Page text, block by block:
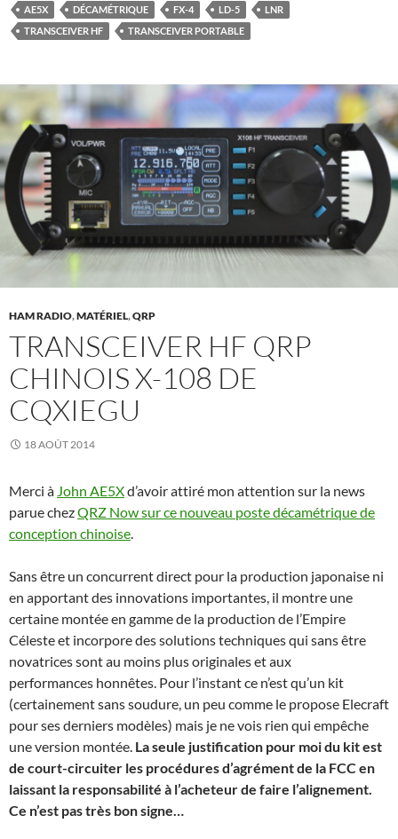
AE5X DÉCAMÉTRIQUE FX-4 LD-5
LNR
TRANSCEIVER HF
TRANSCEIVER PORTABLE
HAM RADIO,MATÉRIEL,QRP
TRANSCEIVER HF QRP
CHINOIS X-108 DE
CQXIEGU
18 AOÛT 2014
Merci à John AE5Xd’avoir attiré mon attention sur la news
parue chezQRZ Now sur ce nouveau poste décamétrique de
conception chinoise.
Sans être un concurrent direct pour la production japonaise ni
en apportant des innovations importantes, il montre une
certaine montée en gamme de la production de l’Empire
Céleste et incorpore des solutions techniques qui sans être
novatrices sont au moins plus originales et aux
performances honnêtes. Pour l’instant ce n’est qu’un kit
(certainement sans soudure, un peu comme le propose Elecraft
pour ses derniers modèles) mais je ne vois rien qui empêche
une version montée. La seule justification pour moi du kit est
de court-circuiter les procédures d’agrément de la FCC en
laissant la responsabilité à l’acheteur de faire l’alignement.
Ce n’est pas très bon signe…